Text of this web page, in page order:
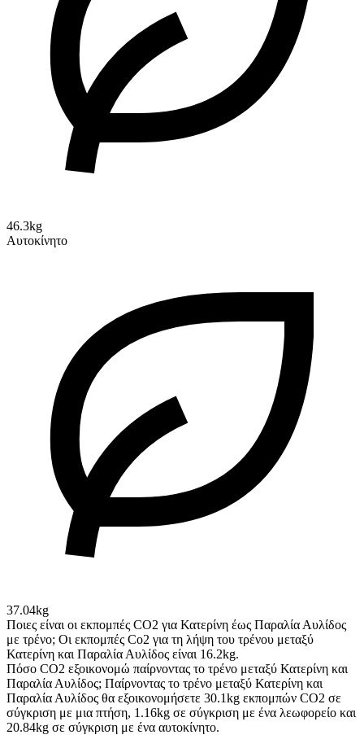
46.3kg
Αυτοκίνητο
37.04kg
Ποιες είναι οι εκπομπές CO2 για Κατερίνη έως Παραλία Αυλίδος
με τρένο; Οι εκπομπές Co2 για τη λήψη του τρένου μεταξύ
Κατερίνη και Παραλία Αυλίδος είναι 16.2kg.
Πόσο CO2 εξοικονομώ παίρνοντας το τρένο μεταξύ Κατερίνη και
Παραλία Αυλίδος; Παίρνοντας το τρένο μεταξύ Κατερίνη και
Παραλία Αυλίδος θα εξοικονομήσετε 30.1kg εκπομπών CO2 σε
σύγκριση με μια πτήση, 1.16kg σε σύγκριση με ένα λεωφορείο και
20.84kg σε σύγκριση με ένα αυτοκίνητο.